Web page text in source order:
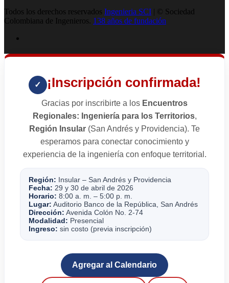
Todos los derechos reservados Ingenieria SCI | © Sociedad
Colombiana de Ingenieros. 138 años de fundación
✓ ¡Inscripción confirmada!
Gracias por inscribirte a los Encuentros
Regionales: Ingeniería para los Territorios,
Región Insular (San Andrés y Providencia). Te
esperamos para conectar conocimiento y
experiencia de la ingeniería con enfoque territorial.
Región: Insular – San Andrés y Providencia
Fecha: 29 y 30 de abril de 2026
Horario: 8:00 a. m. – 5:00 p. m.
Lugar: Auditorio Banco de la República, San Andrés
Dirección: Avenida Colón No. 2-74
Modalidad: Presencial
Ingreso: sin costo (previa inscripción)
Agregar al Calendario